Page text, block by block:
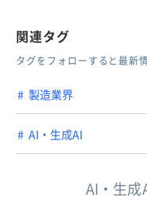
関連タグ
タグをフォローすると最新
製造業界
AI・生成AI
AI・生成